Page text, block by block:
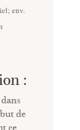
env.
:
de
ce